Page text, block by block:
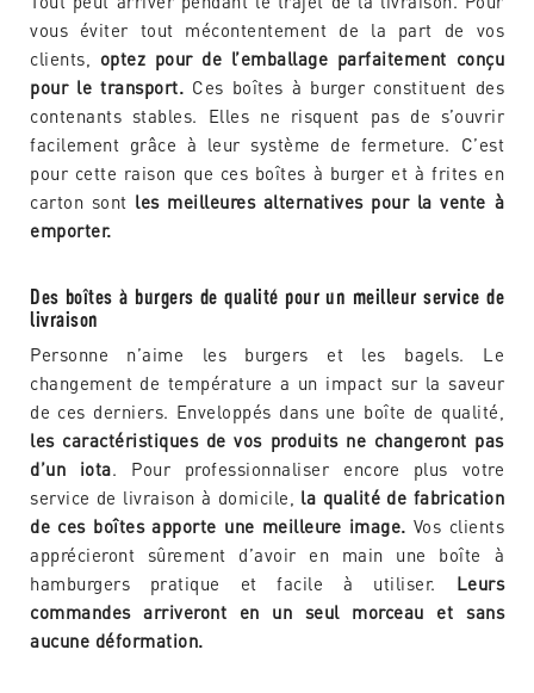
vous éviter tout mécontentement de la part de vos
clients, optez pour de l’emballage parfaitement conçu
pour le transport. Ces boîtes à burger constituent des
contenants stables. Elles ne risquent pas de s’ouvrir
facilement grâce à leur système de fermeture. C’est
pour cette raison que ces boîtes à burger et à frites en
carton sont les meilleures alternatives pour la vente à
emporter.
Des boîtes à burgers de qualité pour un meilleur service de
livraison
Personne n’aime les burgers et les bagels. Le
changement de température a un impact sur la saveur
de ces derniers. Enveloppés dans une boîte de qualité,
les caractéristiques de vos produits ne changeront pas
d’un iota. Pour professionnaliser encore plus votre
service de livraison à domicile, la qualité de fabrication
de ces boîtes apporte une meilleure image. Vos clients
apprécieront sûrement d’avoir en main une boîte à
hamburgers pratique et facile à utiliser. Leurs
commandes arriveront en un seul morceau et sans
aucune déformation.